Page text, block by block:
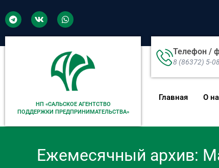
НП «САЛЬСКОЕ АГЕНТСТВО
ПОДДЕРЖКИ ПРЕДПРИНИМАТЕЛЬСТВА»
Телефон /
8 (86372) 5-
Главная О
Ежемесячный архив: